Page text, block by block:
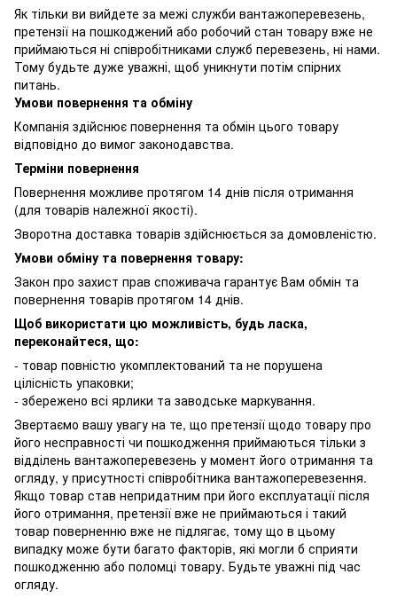
Як тільки ви вийдете за межі служби вантажоперевезень,
претензії на пошкоджений або робочий стан товару вже не
приймаються ні співробітниками служб перевезень, ні нами.
Тому будьте дуже уважні, щоб уникнути потім спірних
питань.
Умови повернення та обміну
Компанія здійснює повернення та обмін цього товару
відповідно до вимог законодавства.
Терміни повернення
Повернення можливе протягом 14 днів після отримання
(для товарів належної якості).
Зворотна доставка товарів здійснюється за домовленістю.
Умови обміну та повернення товару:
Закон про захист прав споживача гарантує Вам обмін та
повернення товарів протягом 14 днів.
Щоб використати цю можливість, будь ласка,
переконайтеся, що:
- товар повністю укомплектований та не порушена
цілісність упаковки;
- збережено всі ярлики та заводське маркування.
Звертаємо вашу увагу на те, що претензії щодо товару про
його несправності чи пошкодження приймаються тільки з
відділень вантажоперевезень у момент його отримання та
огляду, у присутності співробітника вантажоперевезення.
Якщо товар став непридатним при його експлуатації після
його отримання, претензії вже не приймаються і такий
товар поверненню вже не підлягає, тому що в цьому
випадку може бути багато факторів, які могли б сприяти
пошкодженню або поломці товару. Будьте уважні під час
огляду.